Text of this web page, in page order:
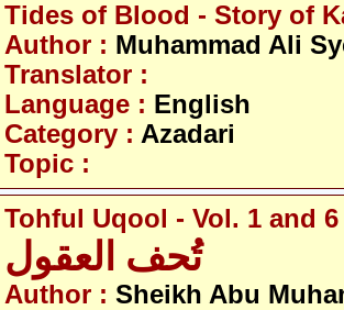
Tides of Blood - Story of
Author : Muhammad Ali
Translator :
Language : English
Category : Azadari
Topic :
Tohful Uqool - Vol. 1 and 6
تُحف العقول
Author : Sheikh Abu